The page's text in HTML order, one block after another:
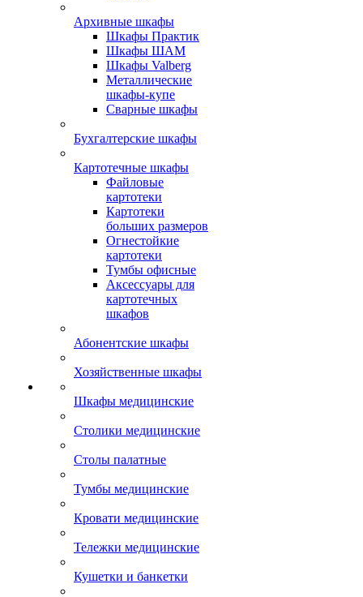
Архивные шкафы
Шкафы Практик
Шкафы ШАМ
Шкафы Valberg
Металлические
шкафы-купе
Сварные шкафы
Бухгалтерские шкафы
Картотечные шкафы
Файловые
картотеки
Картотеки
больших размеров
Огнестойкие
картотеки
Тумбы офисные
Аксессуары для
картотечных
шкафов
Абонентские шкафы
Хозяйственные шкафы
Шкафы медицинские
Столики медицинские
Столы палатные
Тумбы медицинские
Кровати медицинские
Тележки медицинские
Кушетки и банкетки